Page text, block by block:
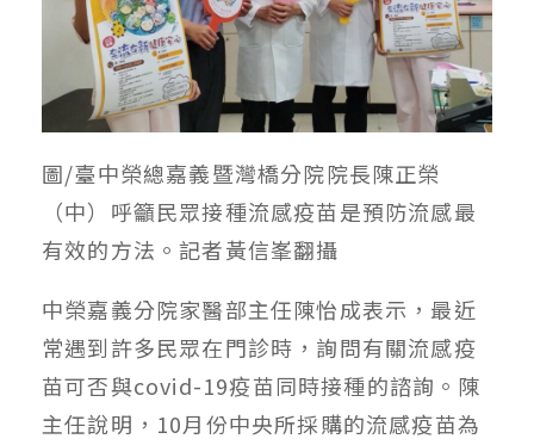
圖/臺中榮總嘉義暨灣橋分院院長陳正榮
（中）呼籲民眾接種流感疫苗是預防流感最
有效的方法。記者黃信峯翻攝
中榮嘉義分院家醫部主任陳怡成表示，最近
常遇到許多民眾在門診時，詢問有關流感疫
苗可否與covid-19疫苗同時接種的諮詢。陳
主任說明，10月份中央所採購的流感疫苗為